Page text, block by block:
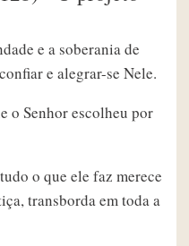
e a soberania de
e alegrar-se Nele.
o Senhor escolheu por
o que ele faz merece
transborda em toda a